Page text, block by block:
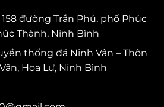
đường Trần Phú, phố Phúc
Thành, Ninh Bình
thống đá Ninh Vân – Thôn
Hoa Lư, Ninh Bình